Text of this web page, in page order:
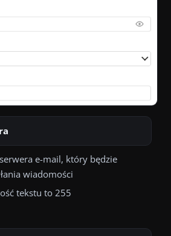
e-mail, który będzie
wiadomości
tekstu to 255